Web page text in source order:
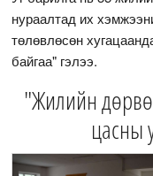
нураалтад их
төлөвлөсөн
байгаа" гэлээ.
"Жилийн
цасны